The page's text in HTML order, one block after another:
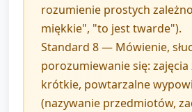
rozumienie prostych
miękkie", "to jest twarde").
Standard 8 — Mówienie,
porozumiewanie się: zajęcia
krótkie, powtarzalne
(nazywanie przedmiotów,